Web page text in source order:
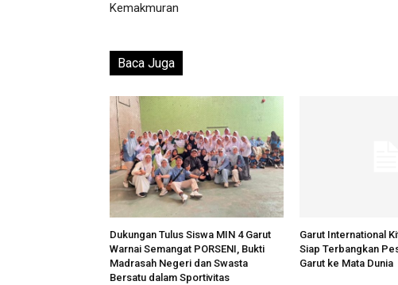
Kemakmuran
Baca Juga
Dukungan Tulus Siswa MIN 4 Garut
Warnai Semangat PORSENI, Bukti
Madrasah Negeri dan Swasta
Bersatu dalam Sportivitas
Garut International
Siap Terbangkan
Garut ke Mata Dunia